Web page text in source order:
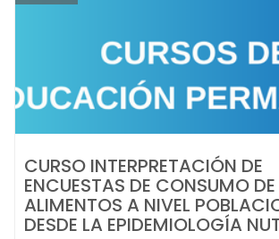
CURSO INTERPRETACIÓN DE
ENCUESTAS DE CONSUMO DE
ALIMENTOS A NIVEL
DESDE LA EPIDEMIOLOGÍA